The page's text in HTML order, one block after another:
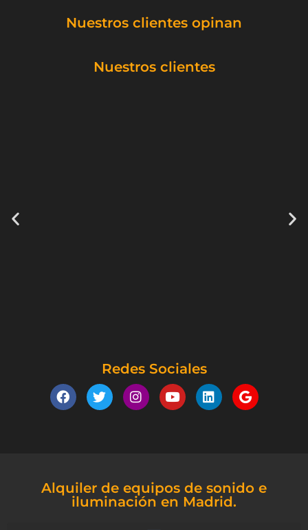
Nuestros clientes opinan
Nuestros clientes
Redes Sociales
Alquiler de equipos de sonido e
iluminación en Madrid.